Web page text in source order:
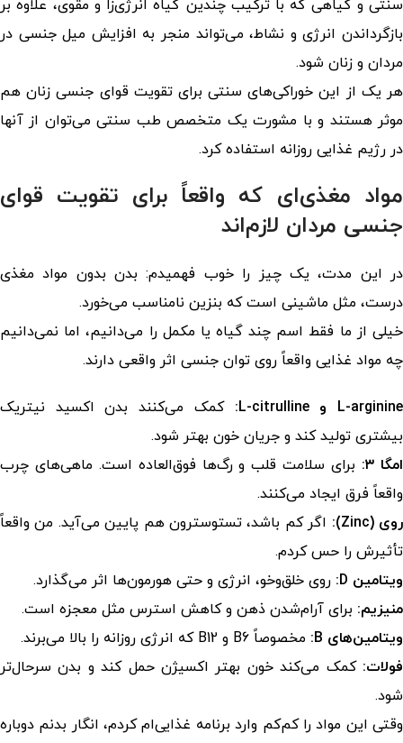
سنتی و گیاهی که با ترکیب چندین گیاه انرژی‌زا و مقوی، علاوه بر
بازگرداندن انرژی و نشاط، می‌تواند منجر به افزایش میل جنسی در
مردان و زنان شود.
هر یک از این خوراکی‌های سنتی برایتقویت قوای جنسی زنان هم
موثر هستند و با مشورت یک متخصص طب سنتی می‌توان از آنها
در رژیم غذایی روزانه استفاده کرد.
مواد مغذی‌ای که واقعاً برای تقویت قوای
جنسی مردان لازم‌اند
در این مدت، یک چیز را خوب فهمیدم: بدن بدون مواد مغذی
درست، مثل ماشینی است که بنزین نامناسب می‌خورد.
خیلی از ما فقط اسم چند گیاه یا مکمل را می‌دانیم، اما نمی‌دانیم
چه مواد غذایی واقعاً روی توان جنسی اثر واقعی دارند.
L-arginine و L-citrulline:
کمک می‌کنند بدن اکسید نیتریک
بیشتری تولید کند و جریان خون بهتر شود.
امگا ۳:
برای سلامت قلب و رگ‌ها فوق‌العاده است. ماهی‌های چرب
واقعاً فرق ایجاد می‌کنند.
روی (Zinc):
اگر کم باشد، تستوسترون هم پایین می‌آید. من واقعاً
تأثیرش را حس کردم.
ویتامین D:
روی خلق‌وخو، انرژی و حتی هورمون‌ها اثر می‌گذارد.
منیزیم: برای آرام‌شدن ذهن و کاهش استرس مثل معجزه است.
ویتامین‌های B:
مخصوصاً B6 و B12 که انرژی روزانه را بالا می‌برند.
فولات: کمک می‌کند خون بهتر اکسیژن حمل کند و بدن سرحال‌تر
شود.
وقتی این مواد را کم‌کم وارد برنامه غذایی‌ام کردم، انگار بدنم دوباره